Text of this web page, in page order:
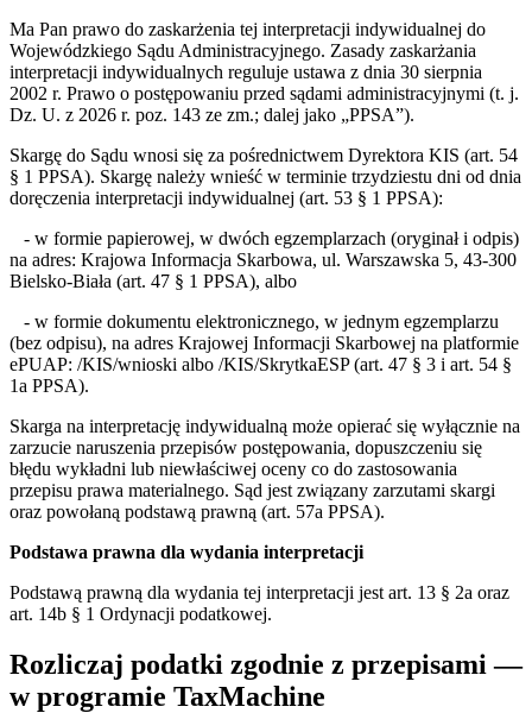
Ma Pan prawo do zaskarżenia tej interpretacji indywidualnej do
Wojewódzkiego Sądu Administracyjnego. Zasady zaskarżania
interpretacji indywidualnych reguluje ustawa z dnia 30 sierpnia
2002 r. Prawo o postępowaniu przed sądami administracyjnymi (t. j.
Dz. U. z 2026 r. poz. 143 ze zm.; dalej jako „PPSA”).
Skargę do Sądu wnosi się za pośrednictwem Dyrektora KIS (art. 54
§ 1 PPSA). Skargę należy wnieść w terminie trzydziestu dni od dnia
doręczenia interpretacji indywidualnej (art. 53 § 1 PPSA):
- w formie papierowej, w dwóch egzemplarzach (oryginał i odpis)
na adres: Krajowa Informacja Skarbowa, ul. Warszawska 5, 43-300
Bielsko-Biała (art. 47 § 1 PPSA), albo
- w formie dokumentu elektronicznego, w jednym egzemplarzu
(bez odpisu), na adres Krajowej Informacji Skarbowej na platformie
ePUAP: /KIS/wnioski albo /KIS/SkrytkaESP (art. 47 § 3 i art. 54 §
1a PPSA).
Skarga na interpretację indywidualną może opierać się wyłącznie na
zarzucie naruszenia przepisów postępowania, dopuszczeniu się
błędu wykładni lub niewłaściwej oceny co do zastosowania
przepisu prawa materialnego. Sąd jest związany zarzutami skargi
oraz powołaną podstawą prawną (art. 57a PPSA).
Podstawa prawna dla wydania interpretacji
Podstawą prawną dla wydania tej interpretacji jest art. 13 § 2a oraz
art. 14b § 1 Ordynacji podatkowej.
Rozliczaj podatki zgodnie z przepisami —
w programie TaxMachine